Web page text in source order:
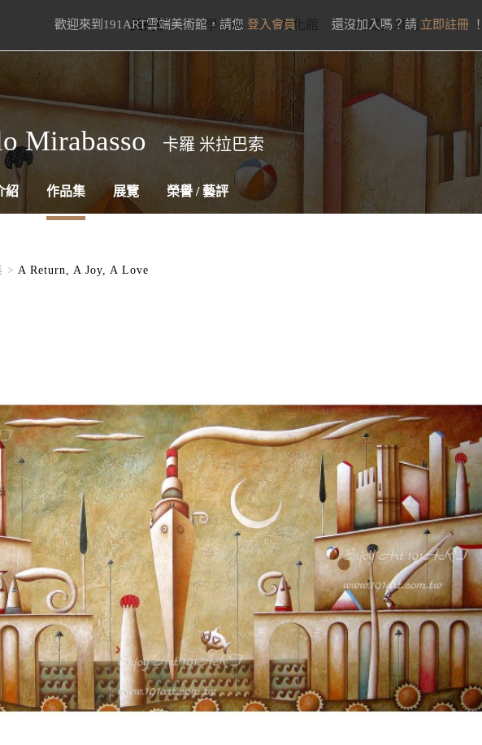
歡迎來到191ART雲端美術館，請您 登入會員 還沒加入嗎？請 立即註冊！
美術館 學藝館 文化館 典藏交流館
Mirabasso 卡羅 米拉巴索
紹 作品集 展覽 榮譽 / 藝評
> A Return, A Joy, A Love